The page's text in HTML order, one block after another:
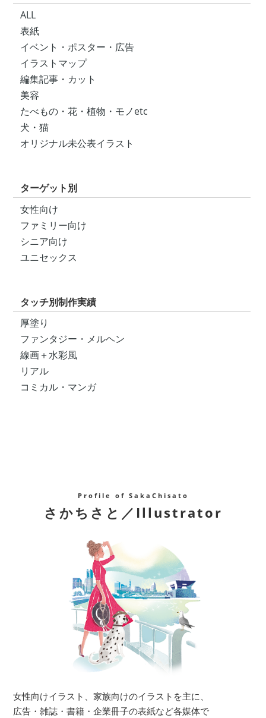
ALL
表紙
イベント・ポスター・広告
イラストマップ
編集記事・カット
美容
たべもの・花・植物・モノetc
犬・猫
オリジナル未公表イラスト
ターゲット別
女性向け
ファミリー向け
シニア向け
ユニセックス
タッチ別制作実績
厚塗り
ファンタジー・メルヘン
線画＋水彩風
リアル
コミカル・マンガ
Profile of SakaChisato
さかちさと／Illustrator
女性向けイラスト、家族向けのイラストを主に、
広告・雑誌・書籍・企業冊子の表紙など各媒体で